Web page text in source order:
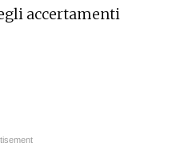
accertamenti